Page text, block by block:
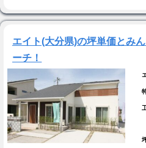
エイト(大分県)の坪単価とみ
ーチ！